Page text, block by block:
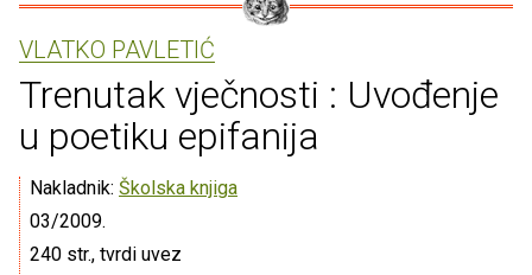
VLATKO PAVLETIĆ
Trenutak vječnosti : Uvođenje
u poetiku epifanija
Nakladnik: Školska knjiga
03/2009.
240 str., tvrdi uvez